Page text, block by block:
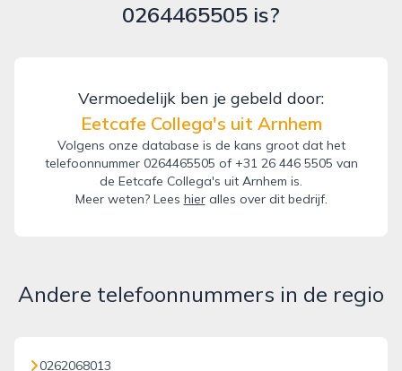
0264465505 is?
Vermoedelijk ben je gebeld door:
Eetcafe Collega's uit Arnhem
Volgens onze database is de kans groot dat het
telefoonnummer 0264465505 of +31 26 446 5505 van
de Eetcafe Collega's uit Arnhem is.
Meer weten? Lees hieralles over dit bedrijf.
Andere telefoonnummers in de regio
0262068013